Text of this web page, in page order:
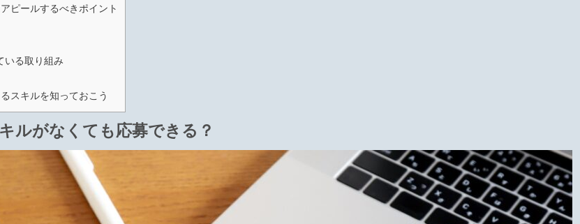
ピールするべきポイント
いる取り組み
スキルを知っておこう
ルがなくても応募できる？